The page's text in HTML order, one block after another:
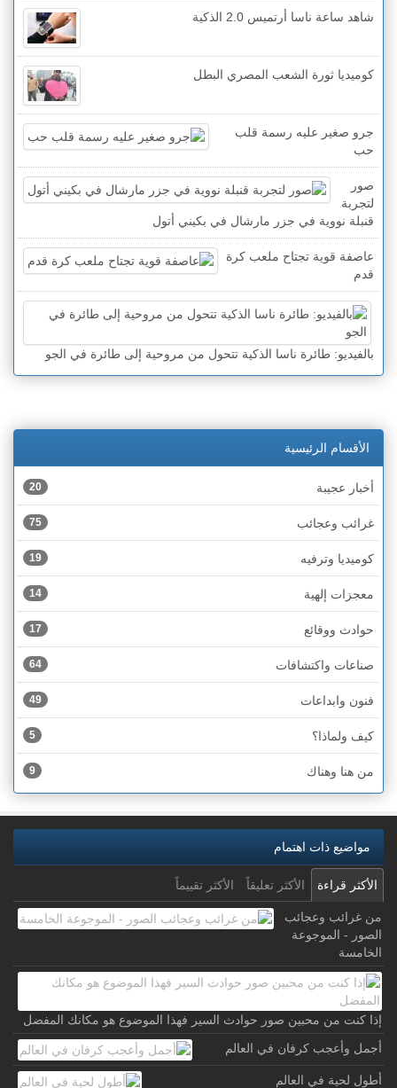
شاهد ساعة ناسا أرتميس 2.0 الذكية
كوميديا ثورة الشعب المصري البطل
جرو صغير عليه رسمة قلب
حب
صور
لتجربة
قنبلة نووية في جزر مارشال في بكيني أتول
عاصفة قوية تجتاح ملعب كرة
قدم
بالفيديو: طائرة ناسا الذكية تتحول من مروحية إلى طائرة في الجو
الأقسام الرئيسية
أخبار عجيبة 20
غرائب وعجائب 75
كوميديا وترفيه 19
معجزات إلهية 14
حوادث ووقائع 17
صناعات واكتشافات 64
فنون وابداعات 49
كيف ولماذا؟ 5
من هنا وهناك 9
مواضيع ذات اهتمام
الأكثر قراءة الأكثر تعليقاً الأكثر تقييماً
من غرائب وعجائب
الصور - الموجوعة
الخامسة
إذا كنت من محبين صور حوادث السير فهذا الموضوع هو مكانك المفضل
أجمل وأعجب كرفان في العالم
أطول لحية في العالم